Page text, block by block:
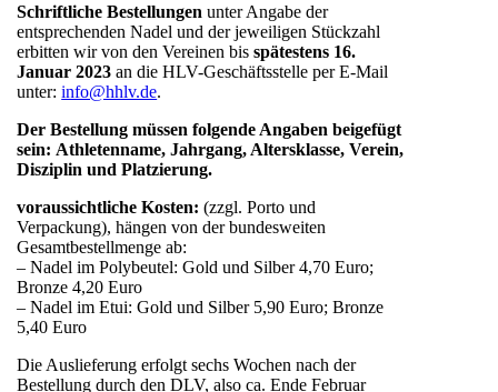
Schriftliche Bestellungen unter Angabe der
entsprechenden Nadel und der jeweiligen Stückzahl
erbitten wir von den Vereinen bisspätestens 16.
Januar 2023 an die HLV-Geschäftsstelle per E-Mail
unter:info@hhlv.de.
Der Bestellung müssen folgende Angaben beigefügt
sein: Athletenname, Jahrgang, Altersklasse, Verein,
Disziplin und Platzierung.
voraussichtliche Kosten: (zzgl. Porto und
Verpackung), hängen von der bundesweiten
Gesamtbestellmenge ab:
– Nadel im Polybeutel: Gold und Silber 4,70 Euro;
Bronze 4,20 Euro
– Nadel im Etui: Gold und Silber 5,90 Euro; Bronze
5,40 Euro
Die Auslieferung erfolgt sechs Wochen nach der
Bestellung durch den DLV, also ca. Ende Februar